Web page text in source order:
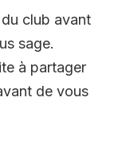
club avant
sage.
à partager
de vous